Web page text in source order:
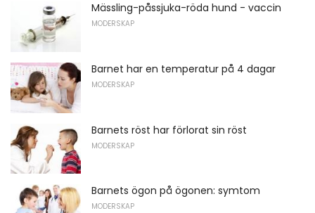
Mässling-påssjuka-röda hund - vaccin
MODERSKAP
Barnet har en temperatur på 4 dagar
MODERSKAP
Barnets röst har förlorat sin röst
MODERSKAP
Barnets ögon på ögonen: symtom
MODERSKAP